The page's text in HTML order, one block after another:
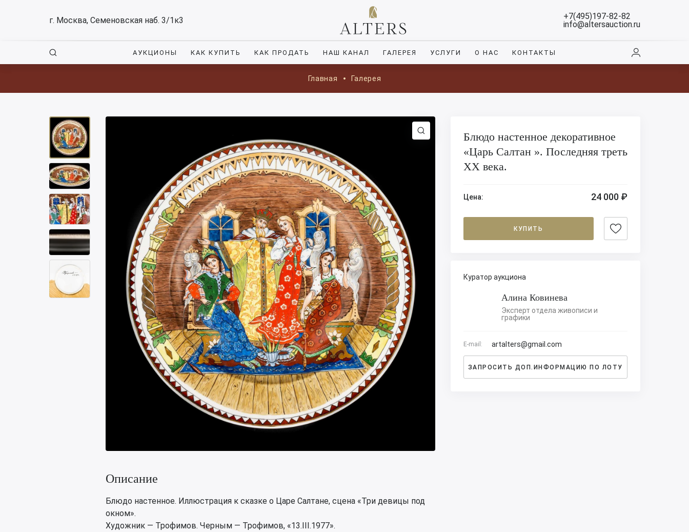
г. Москва, Семеновская наб. 3/1к3
+7(495)197-82-82
info@altersauction.ru
АУКЦИОНЫ КАК КУПИТЬ КАК ПРОДАТЬ НАШ КАНАЛ ГАЛЕРЕЯ УСЛУГИ О НАС КОНТАКТЫ
Главная Галерея
Описание
Блюдо настенное. Иллюстрация к сказке о Царе Салтане, сцена «Три девицы под
окном».
Художник — Трофимов. Черным — Трофимов, «13.III.1977».
Блюдо настенное декоративное
«Царь Салтан ». Последняя треть
XX века.
Цена: 24 000 ₽
КУПИТЬ
Куратор аукциона
Алина Ковинева
Эксперт отдела живописи и
графики
E-mail: artalters@gmail.com
ЗАПРОСИТЬ ДОП.ИНФОРМАЦИЮ ПО ЛОТУ